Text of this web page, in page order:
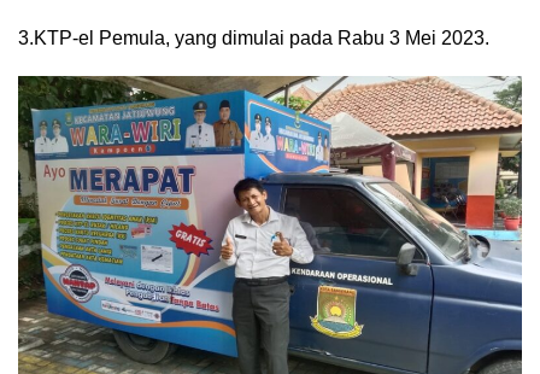
3.KTP-el Pemula, yang dimulai pada Rabu 3 Mei 2023.